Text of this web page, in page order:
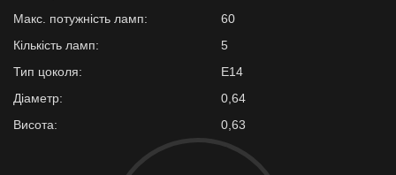
Макс. потужність ламп:
60
Кількість ламп:
5
Тип цоколя:
E14
Діаметр:
0,64
Висота:
0,63